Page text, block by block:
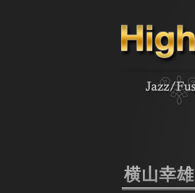
横山幸雄